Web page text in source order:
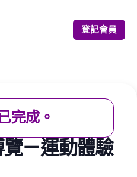
登記會員
完成。
－運動體驗